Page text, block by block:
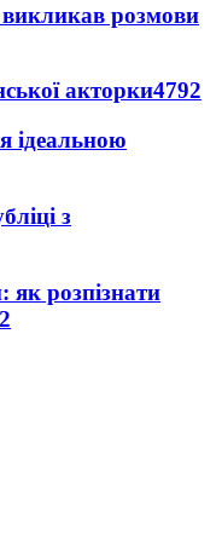
розмови
акторки4792
ідеальною
з
як розпізнати